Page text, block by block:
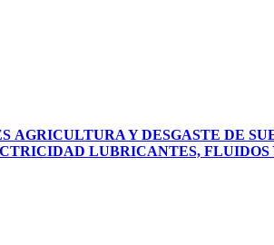
AGRICULTURA Y DESGASTE DE
LUBRICANTES, FLUIDOS